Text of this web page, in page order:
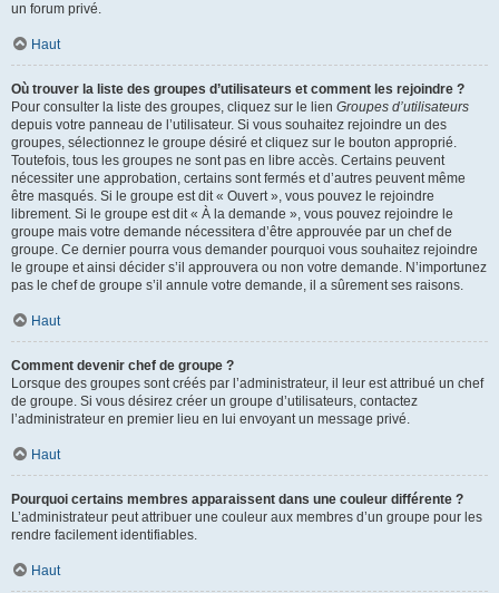
un forum privé.
Haut
Où trouver la liste des groupes d’utilisateurs et comment les rejoindre ?
Pour consulter la liste des groupes, cliquez sur le lien Groupes d’utilisateurs
depuis votre panneau de l’utilisateur. Si vous souhaitez rejoindre un des
groupes, sélectionnez le groupe désiré et cliquez sur le bouton approprié.
Toutefois, tous les groupes ne sont pas en libre accès. Certains peuvent
nécessiter une approbation, certains sont fermés et d’autres peuvent même
être masqués. Si le groupe est dit « Ouvert », vous pouvez le rejoindre
librement. Si le groupe est dit « À la demande », vous pouvez rejoindre le
groupe mais votre demande nécessitera d’être approuvée par un chef de
groupe. Ce dernier pourra vous demander pourquoi vous souhaitez rejoindre
le groupe et ainsi décider s’il approuvera ou non votre demande. N’importunez
pas le chef de groupe s’il annule votre demande, il a sûrement ses raisons.
Haut
Comment devenir chef de groupe ?
Lorsque des groupes sont créés par l’administrateur, il leur est attribué un chef
de groupe. Si vous désirez créer un groupe d’utilisateurs, contactez
l’administrateur en premier lieu en lui envoyant un message privé.
Haut
Pourquoi certains membres apparaissent dans une couleur différente ?
L’administrateur peut attribuer une couleur aux membres d’un groupe pour les
rendre facilement identifiables.
Haut